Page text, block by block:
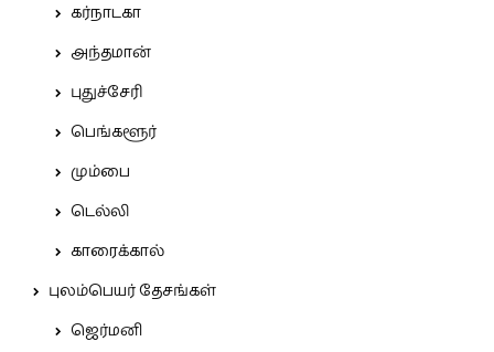
கர்நாடகா
அந்தமான்
புதுச்சேரி
பெங்களூர்
மும்பை
டெல்லி
காரைக்கால்
புலம்பெயர் தேசங்கள்
ஜெர்மனி